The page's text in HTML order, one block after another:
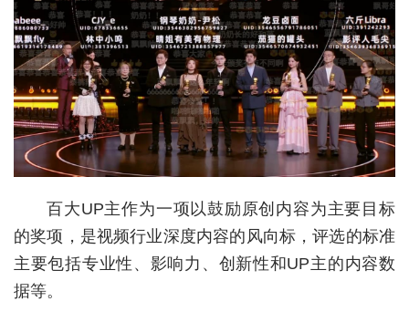
健康
悠游
相亲
汽车
房产
消费
创意
文化
百大UP主作为一项以鼓励原创内容为主要目标
的奖项，是视频行业深度内容的风向标，评选的标准
主要包括专业性、影响力、创新性和UP主的内容数
据等。